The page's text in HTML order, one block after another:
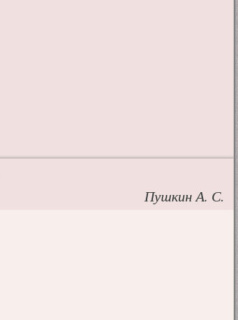
Пушкин А. С.